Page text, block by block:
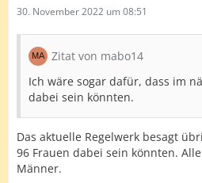
30. November 2022 um 08:51
Zitat von mabo14
Ich wäre sogar dafür, dass im
dabei sein könnten.
Das aktuelle Regelwerk besagt
96 Frauen dabei sein könnten.
Männer.